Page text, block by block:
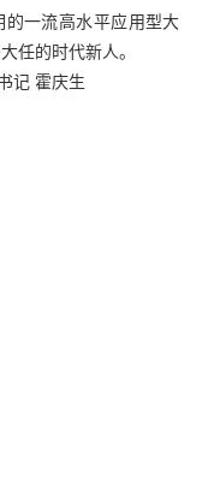
一流高水平应用型大
任的时代新人。
霍庆生